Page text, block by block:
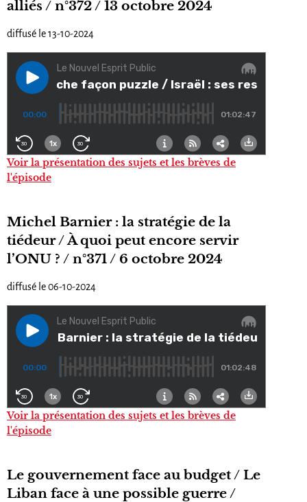
alliés / n°372 / 13 octobre 2024
diffusé le 13-10-2024
Voir la présentation des sujets et les brèves de
l'épisode
Michel Barnier : la stratégie de la
tiédeur / À quoi peut encore servir
l’ONU ? / n°371 / 6 octobre 2024
diffusé le 06-10-2024
Voir la présentation des sujets et les brèves de
l'épisode
Le gouvernement face au budget / Le
Liban face à une possible guerre /